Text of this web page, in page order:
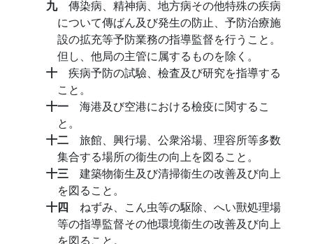
九 傳染病、精神病、地方病その他特殊の疾病
について傳ばん及び発生の防止、予防治療施
設の拡充等予防業務の指導監督を行うこと。
但し、他局の主管に属するものを除く。
十 疾病予防の試驗、檢査及び研究を指導する
こと。
十一 海港及び空港における檢疫に関するこ
と。
十二 旅館、興行場、公衆浴場、理容所等多数
集合する場所の衞生の向上を図ること。
十三 建築物衞生及び清掃衞生の改善及び向上
を図ること。
十四 ねずみ、こん虫等の駆除、へい獸処理場
等の指導監督その他環境衞生の改善及び向上
を図ること。